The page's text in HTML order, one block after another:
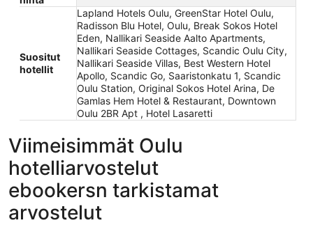
Suositut
hotellit
Lapland Hotels Oulu, GreenStar Hotel Oulu,
Radisson Blu Hotel, Oulu, Break Sokos Hotel
Eden, Nallikari Seaside Aalto Apartments,
Nallikari Seaside Cottages, Scandic Oulu City,
Nallikari Seaside Villas, Best Western Hotel
Apollo, Scandic Go, Saaristonkatu 1, Scandic
Oulu Station, Original Sokos Hotel Arina, De
Gamlas Hem Hotel & Restaurant, Downtown
Oulu 2BR Apt , Hotel Lasaretti
Viimeisimmät Oulu
hotelliarvostelut
ebookersn tarkistamat
arvostelut